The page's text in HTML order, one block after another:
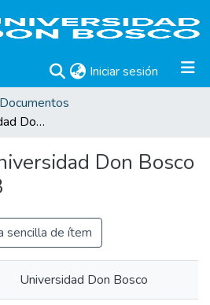
Iniciar sesión (current)
Documentos
Vinculación Universidad Don Bosco empresa 2013
Don Bosco
sencilla de ítem
Universidad Don Bosco